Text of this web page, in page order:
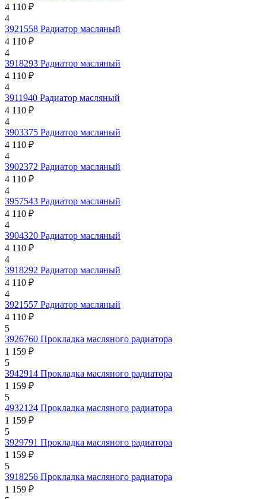
4 110 ₽
4
3921558 Радиатор масляный
4 110 ₽
4
3918293 Радиатор масляный
4 110 ₽
4
3911940 Радиатор масляный
4 110 ₽
4
3903375 Радиатор масляный
4 110 ₽
4
3902372 Радиатор масляный
4 110 ₽
4
3957543 Радиатор масляный
4 110 ₽
4
3904320 Радиатор масляный
4 110 ₽
4
3918292 Радиатор масляный
4 110 ₽
4
3921557 Радиатор масляный
4 110 ₽
5
3926760 Прокладка масляного радиатора
1 159 ₽
5
3942914 Прокладка масляного радиатора
1 159 ₽
5
4932124 Прокладка масляного радиатора
1 159 ₽
5
3929791 Прокладка масляного радиатора
1 159 ₽
5
3918256 Прокладка масляного радиатора
1 159 ₽